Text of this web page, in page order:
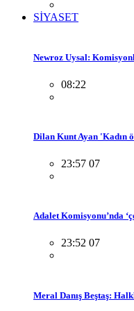
SİYASET
Newroz Uysal:
08:22
Dilan Kunt Ayan 'Kadın
23:57 07
Adalet Komisyonu’nda
23:52 07
Meral Danış Beştaş: